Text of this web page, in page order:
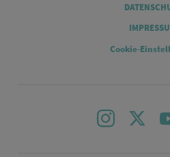
Cookie-